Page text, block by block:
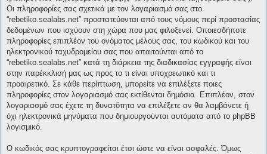
Οι πληροφορίες σας σχετικά με τον λογαριασμό σας στο
“rebetiko.sealabs.net” προστατεύονται από τους νόμους περί προστασίας
δεδομένων που ισχύουν στη χώρα που μας φιλοξενεί. Οποιεσδήποτε
πληροφορίες επιπλέον του ονόματος μέλους σας, του κωδικού και του
ηλεκτρονικού ταχυδρομείου σας που απαιτούνται από το
“rebetiko.sealabs.net” κατά τη διάρκεια της διαδικασίας εγγραφής είναι
στην παρέκκλισή μας ως προς το τι είναι υποχρεωτικό και τι
προαιρετικό. Σε κάθε περίπτωση, μπορείτε να επιλέξετε ποιες
πληροφορίες στον λογαριασμό σας εκτίθενται δημόσια. Επιπλέον, στον
λογαριασμό σας έχετε τη δυνατότητα να επιλέξετε αν θα λαμβάνετε ή
όχι ηλεκτρονικά μηνύματα που δημιουργούνται αυτόματα από το phpBB
λογισμικό.
Ο κωδικός σας κρυπτογραφείται έτσι ώστε να είναι ασφαλές. Όμως